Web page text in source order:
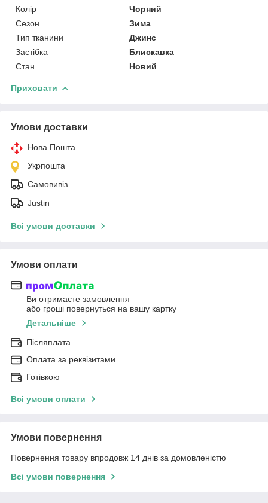
Колір
Чорний
Сезон
Зима
Тип тканини
Джинс
Застібка
Блискавка
Стан
Новий
Приховати
Умови доставки
Нова Пошта
Укрпошта
Самовивіз
Justin
Всі умови доставки
Умови оплати
Ви отримаєте замовлення
або гроші повернуться на вашу картку
Детальніше
Післяплата
Оплата за реквізитами
Готівкою
Всі умови оплати
Умови повернення
Повернення товару впродовж 14 днів за домовленістю
Всі умови повернення